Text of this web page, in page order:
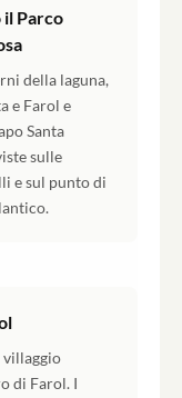
Parco
della laguna,
e Farol e
Santa
sulle
e sul punto di
villaggio
di Farol. I